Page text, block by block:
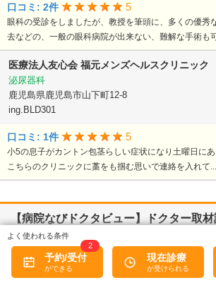
口コミ: 2件 5
眼科の受診をしましたが、教授を筆頭に、多くの優秀
去などの、一般の眼科病院が出来ない、難解な手術も
医療法人友心会 福元メンズヘルスクリニック
泌尿器科
鹿児島県鹿児島市山下町12-8
ing.BLD301
口コミ: 1件 5
小5の息子がカントン包茎らしい症状になり土曜日に
こちらのクリニックに藁をも掴む思いで連絡を入れて...
【病院なびドクタビュー】ドクター取
鹿児島県鹿児島市
緑ヶ丘クリニック
予約/受付
2
現在診療